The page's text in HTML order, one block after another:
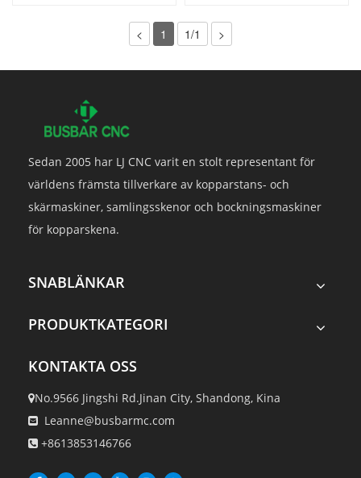
< 1 1/1 >
Sedan 2005 har LJ CNC varit en stolt representant för
världens främsta tillverkare av kopparstans- och
skärmaskiner, samlingsskenor och bockningsmaskiner
för kopparskena.
SNABLÄNKAR
PRODUKTKATEGORI
KONTAKTA OSS
No.9566 Jingshi Rd.Jinan City, Shandong, Kina
 Leanne@busbarmc.com
 +8613853146766